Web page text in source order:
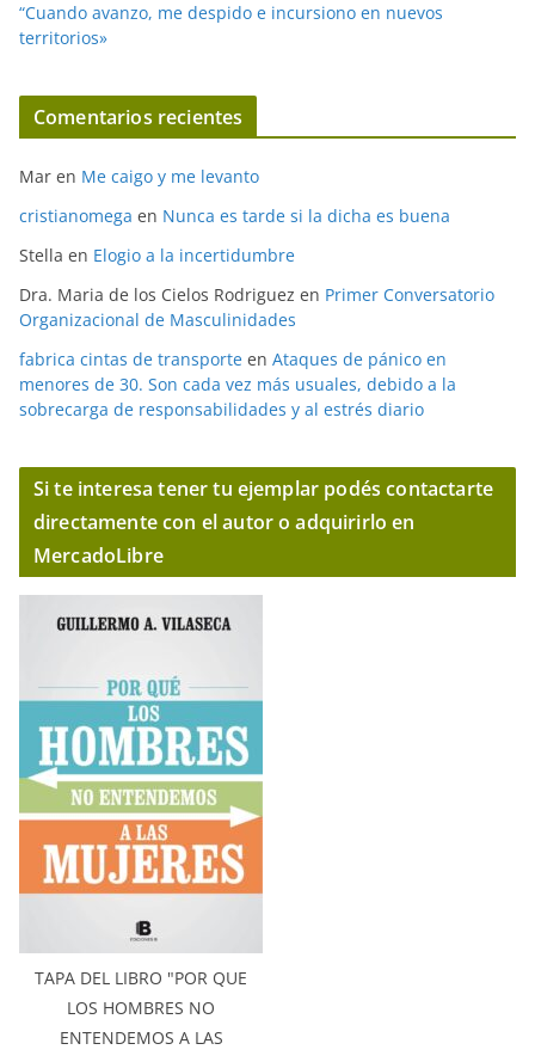
“Cuando avanzo, me despido e incursiono en nuevos
territorios»
Comentarios recientes
Mar en Me caigo y me levanto
cristianomega en Nunca es tarde si la dicha es buena
Stella en Elogio a la incertidumbre
Dra. Maria de los Cielos Rodriguez en Primer Conversatorio
Organizacional de Masculinidades
fabrica cintas de transporte en Ataques de pánico en
menores de 30. Son cada vez más usuales, debido a la
sobrecarga de responsabilidades y al estrés diario
Si te interesa tener tu ejemplar podés contactarte
directamente con el autor o adquirirlo en
MercadoLibre
TAPA DEL LIBRO "POR QUE
LOS HOMBRES NO
ENTENDEMOS A LAS